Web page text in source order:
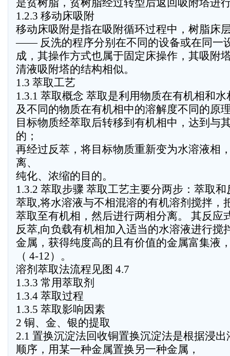
是贫树脂，贫树脂经过转型后返回吸附塔进
1.2.3 移动床吸附
移动床吸附是指在吸附循环过程中，树脂
—— 反洗的程序分别在不同的设备或在同一
成，其操作方式也属于固定床操作，其吸附
清液吸附塔的结构相似。
1.3 萃取工艺
1.3.1 萃取概念 萃取是利用物质在有机相和
及不同的物质在有机相中的溶解度不同的原
目标物质经萃取后转移到有机相中，达到与
的；
再经过反萃，将目标物质重新变为水溶液相
离、
纯化、浓缩的目的。
1.3.2 萃取步骤 萃取工艺主要分两步：萃取和
萃取,将水溶液与不相混溶的有机溶剂搅拌，
萃取至有机相，然后进行两相分离。 其反应
反萃,向负载有机相加入适当的水溶液进行搅
金属，获得纯度高的且有价值的金属富集液
（ 4-12）。
溶剂萃取法流程见图 4.7
1.3.3 常用萃取剂
1.3.4 萃取过程
1.3.5 萃取影响因素
2 铜、金、银的提取
2.1 置换沉淀法回收铜置换沉淀法是根据浸
顺序，用某一种金属置换另一种金属，